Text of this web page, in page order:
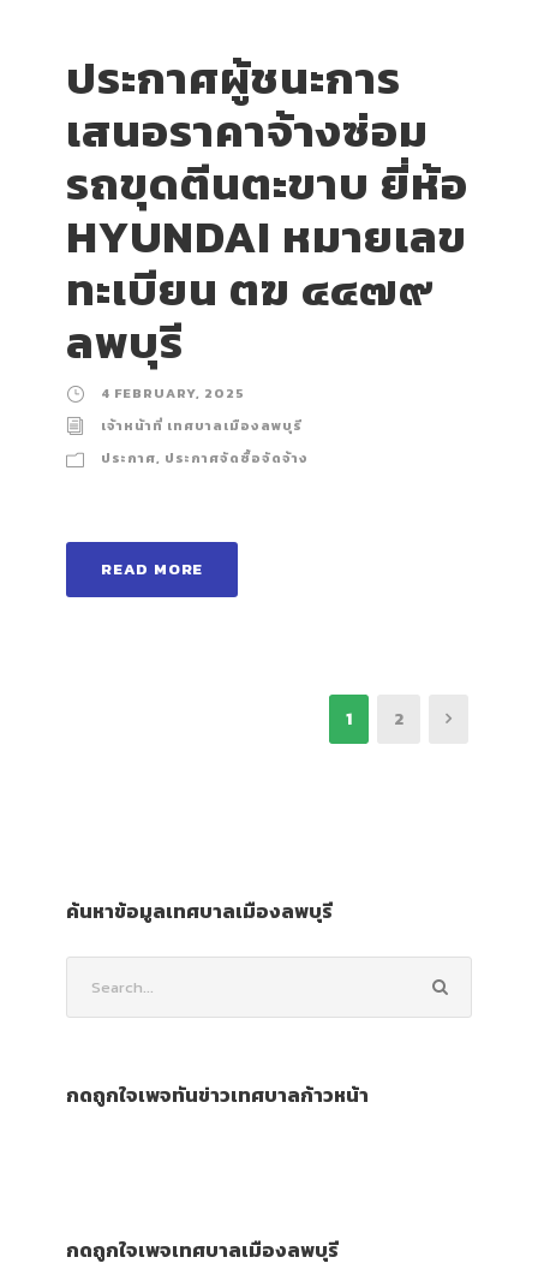
ประกาศผู้ชนะการ
เสนอราคาจ้างซ่อม
รถขุดตีนตะขาบ ยี่ห้อ
HYUNDAI หมายเลข
ทะเบียน ตฆ ๔๔๗๙
ลพบุรี
4 FEBRUARY, 2025
เจ้าหน้าที่ เทศบาลเมืองลพบุรี
ประกาศ, ประกาศจัดซื้อจัดจ้าง
READ MORE
1 2
ค้นหาข้อมูลเทศบาลเมืองลพบุรี
กดถูกใจเพจทันข่าวเทศบาลก้าวหน้า
กดถูกใจเพจเทศบาลเมืองลพบุรี